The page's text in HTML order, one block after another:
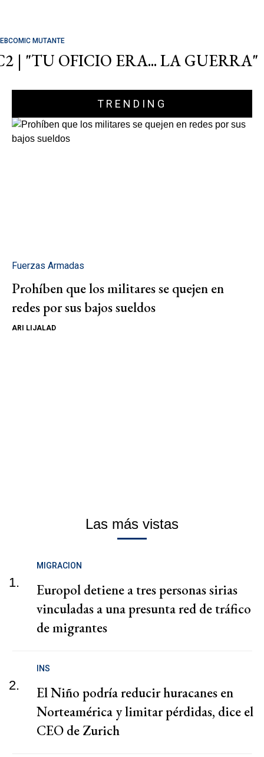
MUTANTE
| "TU OFICIO ERA... LA GUERRA"
TRENDING
Fuerzas Armadas
Prohíben que los militares se quejen en
redes por sus bajos sueldos
ARI LIJALAD
Las más vistas
1.
MIGRACION
Europol detiene a tres personas sirias
vinculadas a una presunta red de tráfico
de migrantes
2.
INS
El Niño podría reducir huracanes en
Norteamérica y limitar pérdidas, dice el
CEO de Zurich